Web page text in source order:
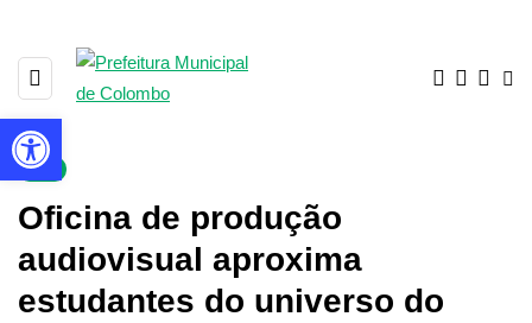
▼
Oficina de produção
audiovisual aproxima
estudantes do universo do
Barra de Ferramentas Aberta